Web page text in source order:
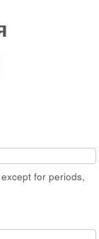
for periods,